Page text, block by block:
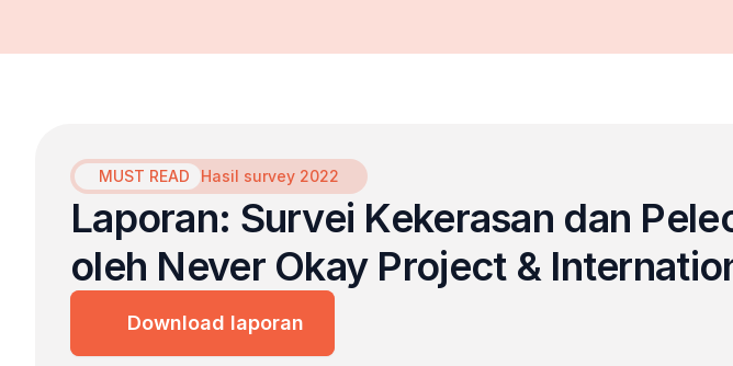
MUST READ Hasil survey 2022
Laporan: Survei Kekerasan dan
oleh Never Okay Project &
Download laporan